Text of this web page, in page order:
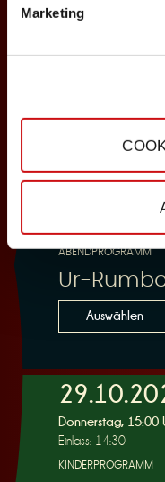
MarketingEinlass: 16:30
Mittwoch, 19:30
ABENDPROGRAMM
Ur-
Auswählen
Donnerstag, 15:00
Einlass: 14:30
KINDERPROGRAMM